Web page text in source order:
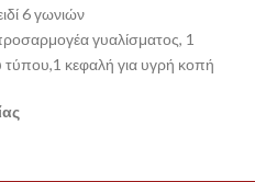
6 γωνιών
γυαλίσματος, 1
τύπου,1 κεφαλή για υγρή κοπή